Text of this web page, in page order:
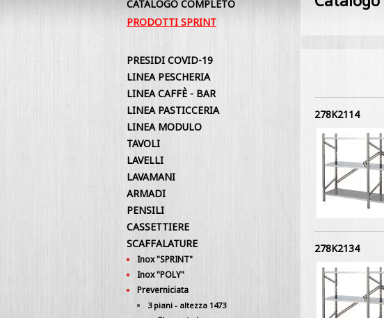
278K2114
278K2134
CATALOGO COMPLETO
PRODOTTI SPRINT
PRESIDI COVID-19
LINEA PESCHERIA
LINEA CAFFÈ - BAR
LINEA PASTICCERIA
LINEA MODULO
TAVOLI
LAVELLI
LAVAMANI
ARMADI
PENSILI
CASSETTIERE
SCAFFALATURE
Inox "SPRINT"
Inox "POLY"
Preverniciata
3 piani - altezza 1473